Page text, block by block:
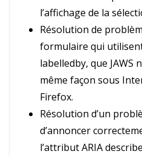
l’affichage de la
Résolution de
formulaire qui
labelledby, que JAWS
même façon sous
Firefox.
Résolution d’un
d’annoncer
l’attribut ARIA